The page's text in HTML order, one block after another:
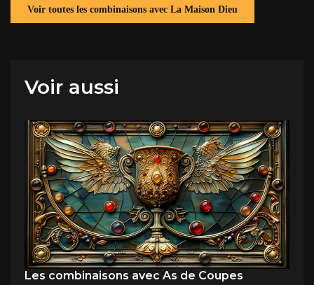
Voir toutes les combinaisons avec La Maison Dieu
Voir aussi
Les combinaisons avec As de Coupes